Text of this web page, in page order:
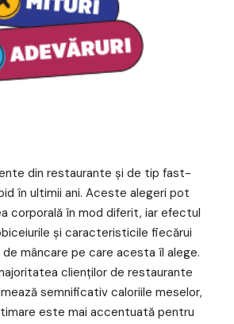
din restaurante și de tip fast-
în ultimii ani. Aceste alegeri pot
corporală în mod diferit, iar efectul
și caracteristicile fiecărui
mâncare pe care acesta îl alege.
clienților de restaurante
semnificativ caloriile meselor,
este mai accentuată pentru